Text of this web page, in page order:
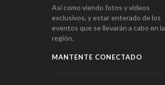
Así como viendo fotos y videos
exclusivos, y estar enterado de los
eventos que se llevarán a cabo en la
región.
MANTENTE CONECTADO